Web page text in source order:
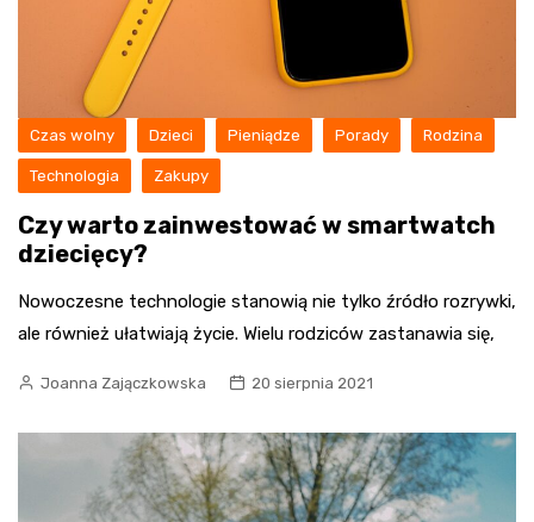
Czas wolny Dzieci Pieniądze Porady Rodzina
Technologia Zakupy
Czy warto zainwestować w smartwatch
dziecięcy?
Nowoczesne technologie stanowią nie tylko źródło rozrywki,
ale również ułatwiają życie. Wielu rodziców zastanawia się,
Joanna Zajączkowska 20 sierpnia 2021